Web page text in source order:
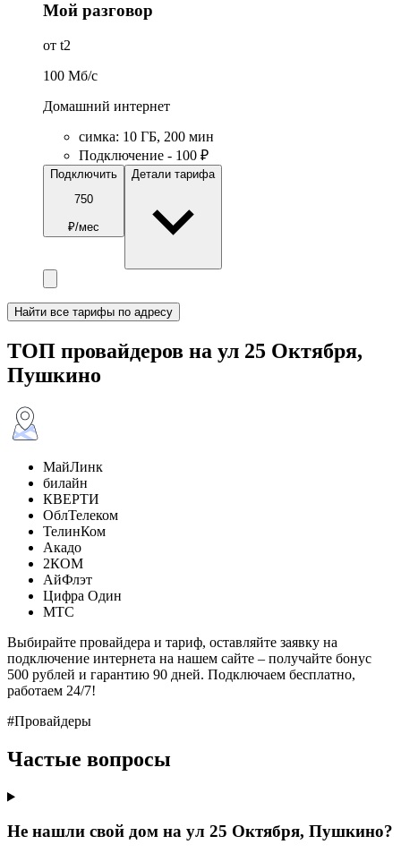
Мой разговор
от t2
100 Мб/c
Домашний интернет
симка: 10 ГБ, 200 мин
Подключение - 100 ₽
Подключить
750
₽/мес
Детали тарифа
Найти все тарифы по адресу
ТОП провайдеров на ул 25 Октября,
Пушкино
МайЛинк
билайн
КВЕРТИ
ОблТелеком
ТелинКом
Акадо
2КОМ
АйФлэт
Цифра Один
МТС
Выбирайте провайдера и тариф, оставляйте заявку на
подключение интернета на нашем сайте – получайте бонус
500 рублей и гарантию 90 дней. Подключаем бесплатно,
работаем 24/7!
#Провайдеры
Частые вопросы
Не нашли свой дом на ул 25 Октября, Пушкино?